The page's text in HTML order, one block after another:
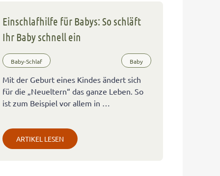
Einschlafhilfe für Babys: So schläft
Ihr Baby schnell ein
Baby-Schlaf Baby
Mit der Geburt eines Kindes ändert sich
für die „Neueltern“ das ganze Leben. So
ist zum Beispiel vor allem in …
ARTIKEL LESEN